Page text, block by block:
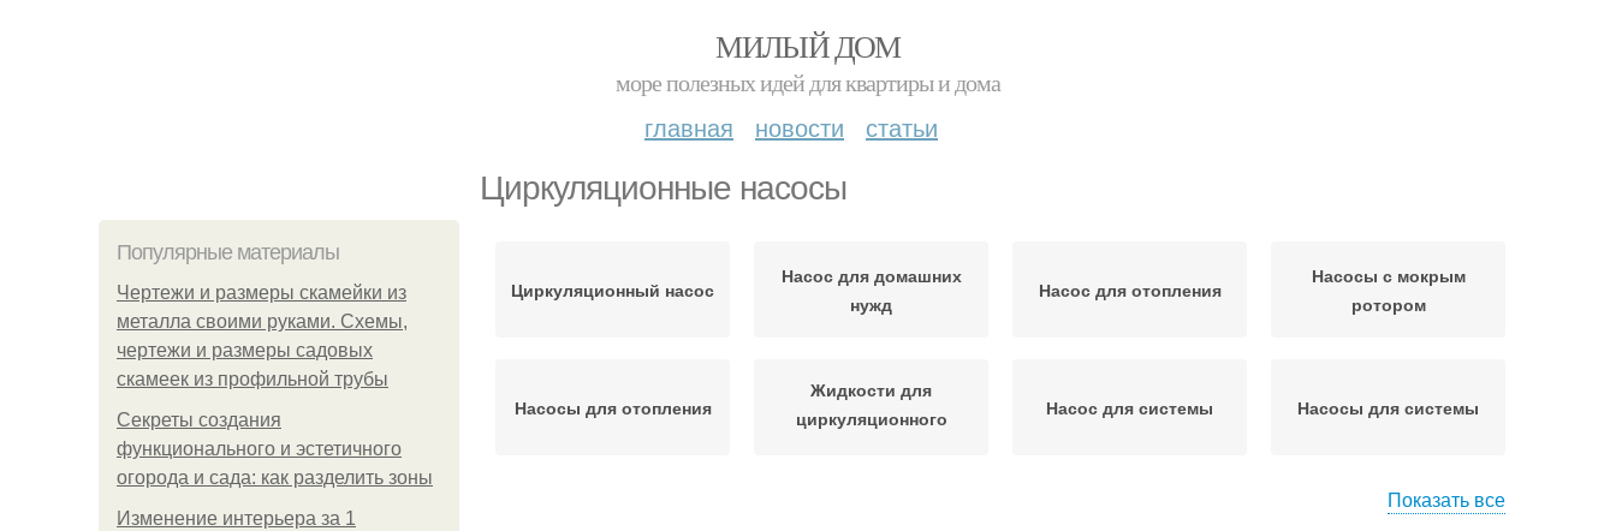
МИЛЫЙ ДОМ
море полезных идей для квартиры и дома
главная новости статьи
Циркуляционные насосы
Популярные материалы
Чертежи и размеры скамейки из
металла своими руками. Схемы,
чертежи и размеры садовых
скамеек из профильной трубы
Секреты создания
функционального и эстетичного
огорода и сада: как разделить зоны
Изменение интерьера за 1
Циркуляционный насос
Насос для домашних
нужд
Насос для отопления
Насосы с мокрым
ротором
Насосы для отопления
Жидкости для
циркуляционного
Насос для системы Насосы для системы
Показать все